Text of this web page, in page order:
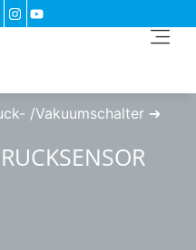
/Vakuumschalter ➔